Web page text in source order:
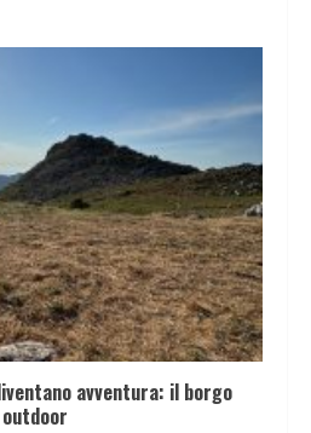
avventura: il borgo